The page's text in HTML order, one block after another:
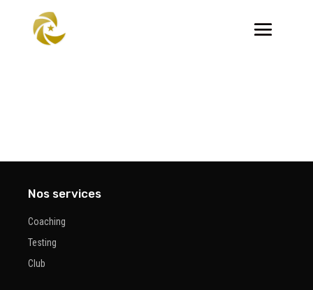
Nos services
Coaching
Testing
Club